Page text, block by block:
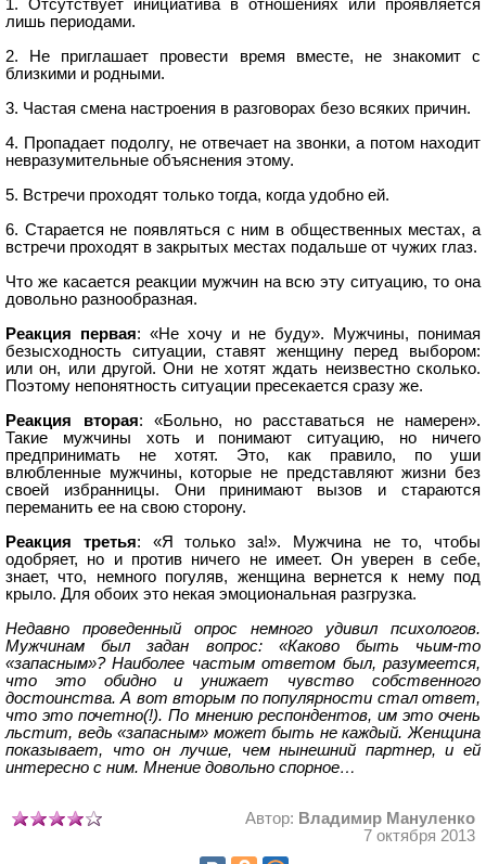
1. Отсутствует инициатива в отношениях или проявляется
лишь периодами.
2. Не приглашает провести время вместе, не знакомит с
близкими и родными.
3. Частая смена настроения в разговорах безо всяких причин.
4. Пропадает подолгу, не отвечает на звонки, а потом находит
невразумительные объяснения этому.
5. Встречи проходят только тогда, когда удобно ей.
6. Старается не появляться с ним в общественных местах, а
встречи проходят в закрытых местах подальше от чужих глаз.
Что же касается реакции мужчин на всю эту ситуацию, то она
довольно разнообразная.
Реакция первая: «Не хочу и не буду». Мужчины, понимая
безысходность ситуации, ставят женщину перед выбором:
или он, или другой. Они не хотят ждать неизвестно сколько.
Поэтому непонятность ситуации пресекается сразу же.
Реакция вторая: «Больно, но расставаться не намерен».
Такие мужчины хоть и понимают ситуацию, но ничего
предпринимать не хотят. Это, как правило, по уши
влюбленные мужчины, которые не представляют жизни без
своей избранницы. Они принимают вызов и стараются
переманить ее на свою сторону.
Реакция третья: «Я только за!». Мужчина не то, чтобы
одобряет, но и против ничего не имеет. Он уверен в себе,
знает, что, немного погуляв, женщина вернется к нему под
крыло. Для обоих это некая эмоциональная разгрузка.
Недавно проведенный опрос немного удивил психологов.
Мужчинам был задан вопрос: «Каково быть чьим-то
«запасным»? Наиболее частым ответом был, разумеется,
что это обидно и унижает чувство собственного
достоинства. А вот вторым по популярности стал ответ,
что это почетно(!). По мнению респондентов, им это очень
льстит, ведь «запасным» может быть не каждый. Женщина
показывает, что он лучше, чем нынешний партнер, и ей
интересно с ним. Мнение довольно спорное…
Автор: Владимир Мануленко
7 октября 2013